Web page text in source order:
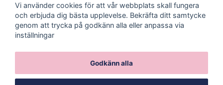
email
Mejladress Skicka
Vi använder cookies för att vår webbplats skall fungera
och erbjuda dig bästa upplevelse. Bekräfta ditt samtycke
genom att trycka på godkänn alla eller anpassa via
inställningar
Godkänn alla